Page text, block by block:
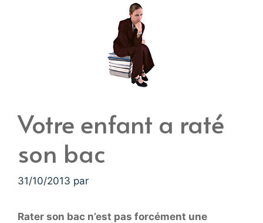
Votre enfant a raté
son bac
31/10/2013 par
Rater son bac n’est pas forcément une